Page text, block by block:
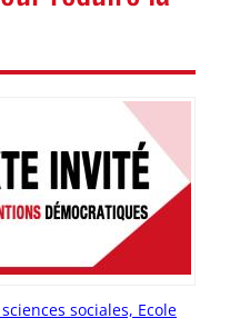
sociales, Ecole